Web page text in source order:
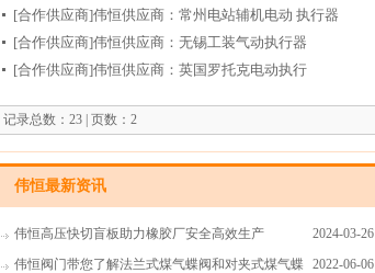
[合作供应商]伟恒供应商：常州电站辅机电动 执行器
[合作供应商]伟恒供应商：无锡工装气动执行器
[合作供应商]伟恒供应商：英国罗托克电动执行
记录总数：23 | 页数：2
伟恒最新资讯
2024-03-26
伟恒高压快切盲板助力橡胶厂安全高效生产
2022-06-06
伟恒阀门带您了解法兰式煤气蝶阀和对夹式煤气蝶